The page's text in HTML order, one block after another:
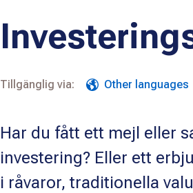
Tillgänglig via: Other languages
Har du fått ett mejl eller
investering? Eller ett
i råvaror, traditionella